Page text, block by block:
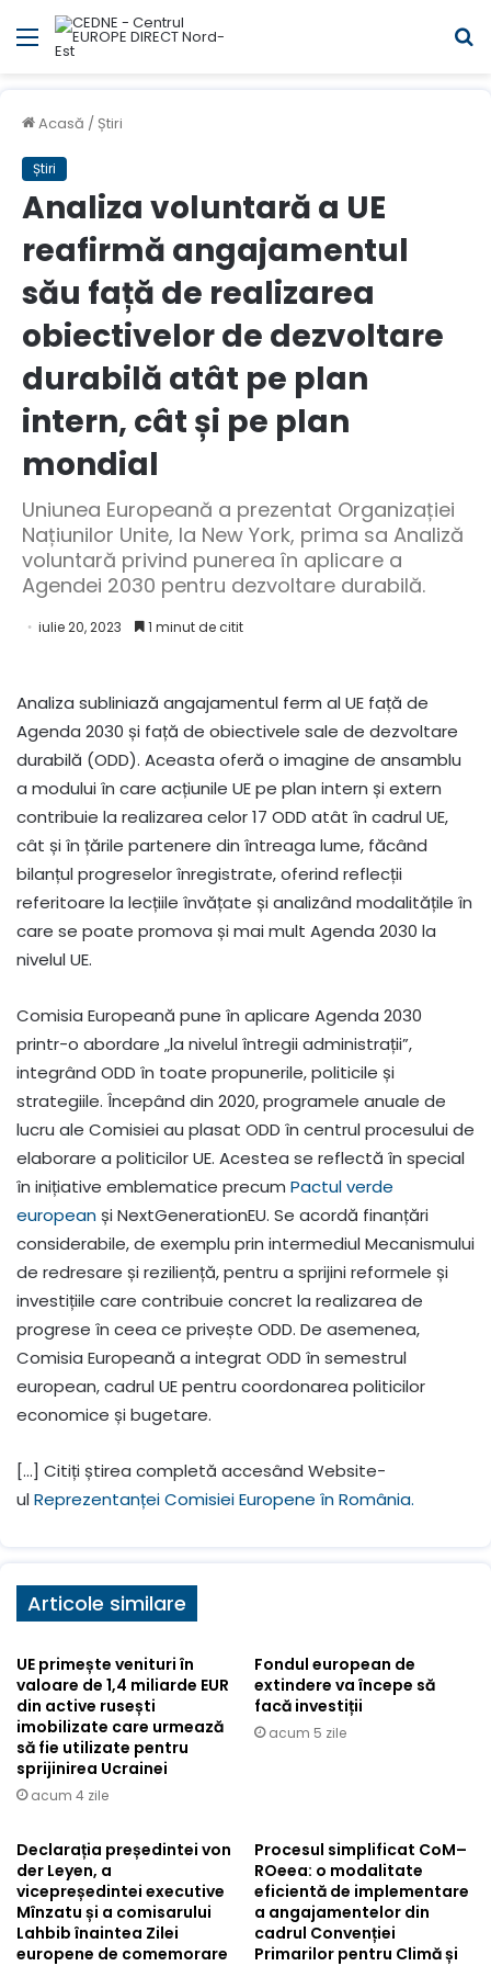
Meniul
Acasă / Știri
Știri
Analiza voluntară a UE
reafirmă angajamentul
său față de realizarea
obiectivelor de dezvoltare
durabilă atât pe plan
intern, cât și pe plan
mondial
Uniunea Europeană a prezentat Organizației
Națiunilor Unite, la New York, prima sa Analiză
voluntară privind punerea în aplicare a
Agendei 2030 pentru dezvoltare durabilă.
iulie 20, 2023 1 minut de citit
Analiza subliniază angajamentul ferm al UE față de
Agenda 2030 și față de obiectivele sale de dezvoltare
durabilă (ODD). Aceasta oferă o imagine de ansamblu
a modului în care acțiunile UE pe plan intern și extern
contribuie la realizarea celor 17 ODD atât în cadrul UE,
cât și în țările partenere din întreaga lume, făcând
bilanțul progreselor înregistrate, oferind reflecții
referitoare la lecțiile învățate și analizând modalitățile în
care se poate promova și mai mult Agenda 2030 la
nivelul UE.
Comisia Europeană pune în aplicare Agenda 2030
printr-o abordare „la nivelul întregii administrații”,
integrând ODD în toate propunerile, politicile și
strategiile. Începând din 2020, programele anuale de
lucru ale Comisiei au plasat ODD în centrul procesului de
elaborare a politicilor UE. Acestea se reflectă în special
în inițiative emblematice precum Pactul verde
european și NextGenerationEU. Se acordă finanțări
considerabile, de exemplu prin intermediul Mecanismului
de redresare și reziliență, pentru a sprijini reformele și
investițiile care contribuie concret la realizarea de
progrese în ceea ce privește ODD. De asemenea,
Comisia Europeană a integrat ODD în semestrul
european, cadrul UE pentru coordonarea politicilor
economice și bugetare.
[…] Citiți știrea completă accesând Website-
ulReprezentanței Comisiei Europene în România.
Articole similare
UE primește venituri în
valoare de 1,4 miliarde EUR
din active rusești
imobilizate care urmează
să fie utilizate pentru
sprijinirea Ucrainei
acum 4 zile
Fondul european de
extindere va începe să
facă investiții
acum 5 zile
Declarația președintei von
der Leyen, a
vicepreședintei executive
Mînzatu și a comisarului
Lahbib înaintea Zilei
europene de comemorare
Procesul simplificat CoM–
ROeea: o modalitate
eficientă de implementare
a angajamentelor din
cadrul Convenției
Primarilor pentru Climă și